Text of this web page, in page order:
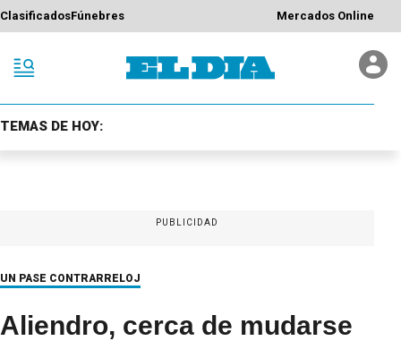
ClasificadosFúnebres Mercados Online
TEMAS DE HOY:
PUBLICIDAD
UN PASE CONTRARRELOJ
Aliendro, cerca de mudarse